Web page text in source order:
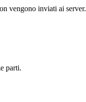
vengono inviati ai server.
parti.